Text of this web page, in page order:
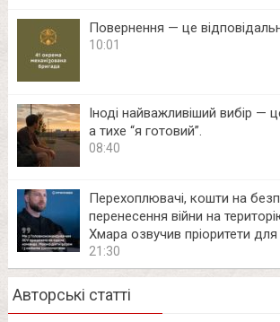
Повернення — це
10:01
Іноді найважливіший вибір —
а тихе “я готовий”.
08:40
Перехоплювачі, кошти на
перенесення війни на
Хмара озвучив пріоритети
21:30
Авторські статті